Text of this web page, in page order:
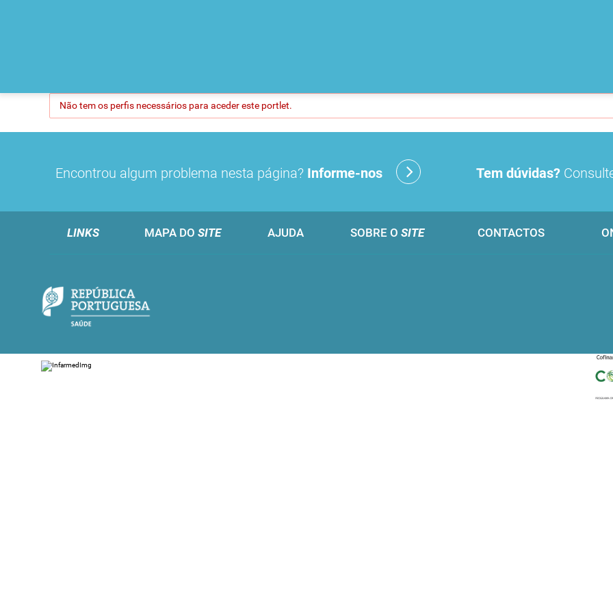
Não tem os perfis necessários para aceder este portlet.
Encontrou algum problema nesta página? Informe-nos Tem dúvidas?
LINKS MAPA DO SITE AJUDA SOBRE O SITE CONTACTOS